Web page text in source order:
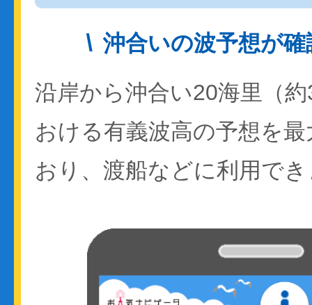
沖合いの波予想が
沿岸から沖合い20海里（
おける有義波高の予想を
おり、渡船などに利用で